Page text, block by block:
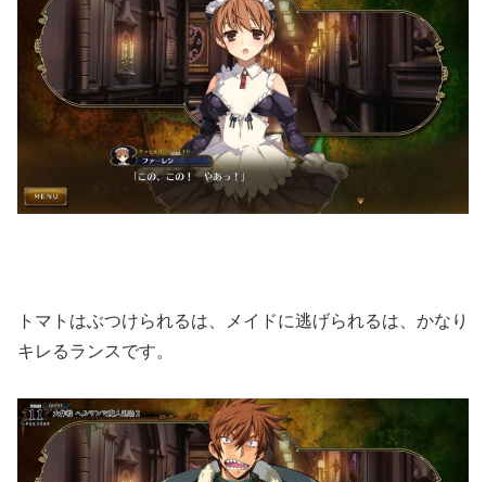
トマトはぶつけられるは、メイドに逃げられるは、かなり
キレるランスです。